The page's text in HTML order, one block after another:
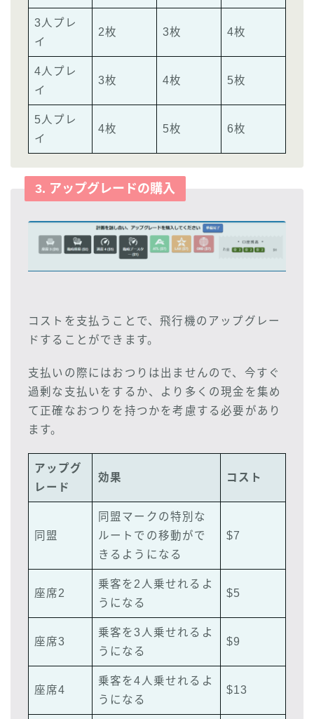
3人プレ
イ
2枚 3枚 4枚
4人プレ
イ
3枚 4枚 5枚
5人プレ
イ
4枚 5枚 6枚
3. アップグレードの購入
コストを支払うことで、飛行機のアップグレー
ドすることができます。
支払いの際にはおつりは出ませんので、今すぐ
過剰な支払いをするか、より多くの現金を集め
て正確なおつりを持つかを考慮する必要があり
ます。
アップグ
レード
効果 コスト
同盟
同盟マークの特別な
ルートでの移動がで
きるようになる
$7
座席2
乗客を2人乗せれるよ
うになる
$5
座席3
乗客を3人乗せれるよ
うになる
$9
座席4
乗客を4人乗せれるよ
うになる
$13